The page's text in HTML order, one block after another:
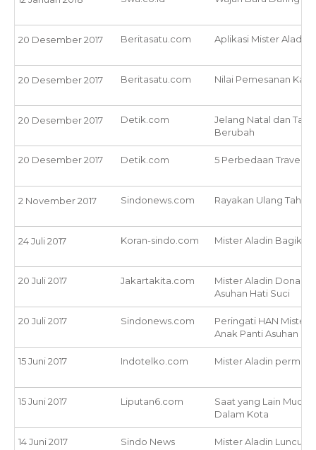
20 Desember 2017 Beritasatu.com Aplikasi Mister Aladin
20 Desember 2017 Beritasatu.com Nilai Pemesanan
20 Desember 2017 Detik.com
Jelang Natal dan
Berubah
20 Desember 2017 Detik.com 5 Perbedaan Traveler
2 November 2017 Sindonews.com Rayakan Ulang
24 Juli 2017 Koran-sindo.com Mister Aladin Bagikan
20 Juli 2017 Jakartakita.com
Mister Aladin
Asuhan Hati Suci
20 Juli 2017 Sindonews.com
Peringati HAN Mister
Anak Panti Asuhan
15 Juni 2017 Indotelko.com Mister Aladin
15 Juni 2017 Liputan6.com
Saat yang Lain
Dalam Kota
14 Juni 2017 Sindo News Mister Aladin